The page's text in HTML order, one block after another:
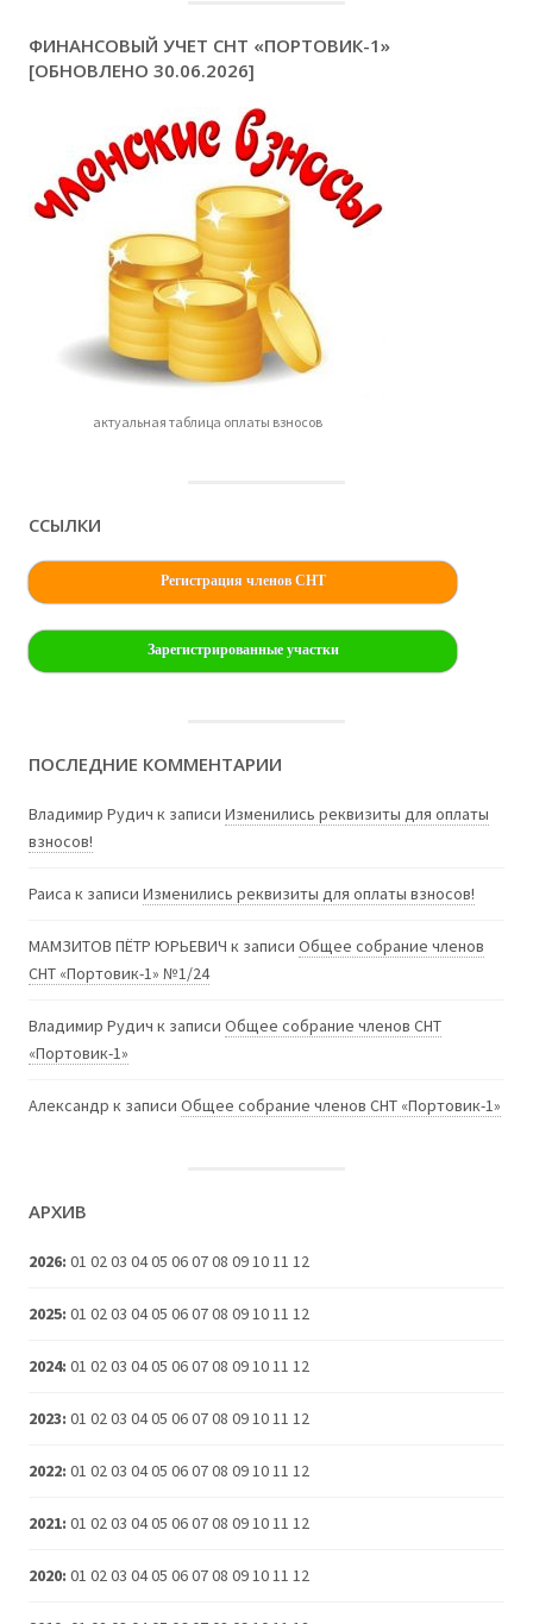
ФИНАНСОВЫЙ УЧЕТ СНТ «ПОРТОВИК-1»
[ОБНОВЛЕНО 30.06.2026]
актуальная таблица оплаты взносов
ССЫЛКИ
Регистрация членов СНТ
Зарегистрированные участки
ПОСЛЕДНИЕ КОММЕНТАРИИ
Владимир Рудич к записи Изменились реквизиты для оплаты
взносов!
Раиса к записи Изменились реквизиты для оплаты взносов!
МАМЗИТОВ ПЁТР ЮРЬЕВИЧ к записи Общее собрание членов
СНТ «Портовик-1» №1/24
Владимир Рудич к записи Общее собрание членов СНТ
«Портовик-1»
Александр к записи Общее собрание членов СНТ «Портовик-1»
АРХИВ
2026: 01 0203 0405 060708 091011 12
2025: 01 0203 0405 060708 091011 12
2024: 01 0203 0405 060708 091011 12
2023: 01 0203 0405 060708 091011 12
2022: 01 0203 0405 060708 091011 12
2021: 01 0203 0405 060708 091011 12
2020: 01 0203 0405 060708 091011 12